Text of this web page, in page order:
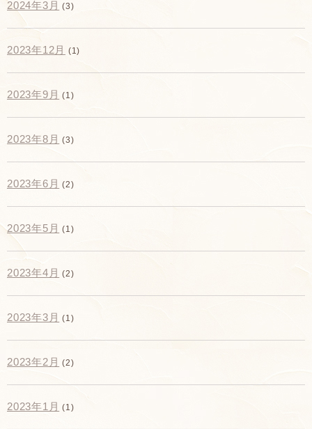
2024年3月 (3)
2023年12月 (1)
2023年9月 (1)
2023年8月 (3)
2023年6月 (2)
2023年5月 (1)
2023年4月 (2)
2023年3月 (1)
2023年2月 (2)
2023年1月 (1)